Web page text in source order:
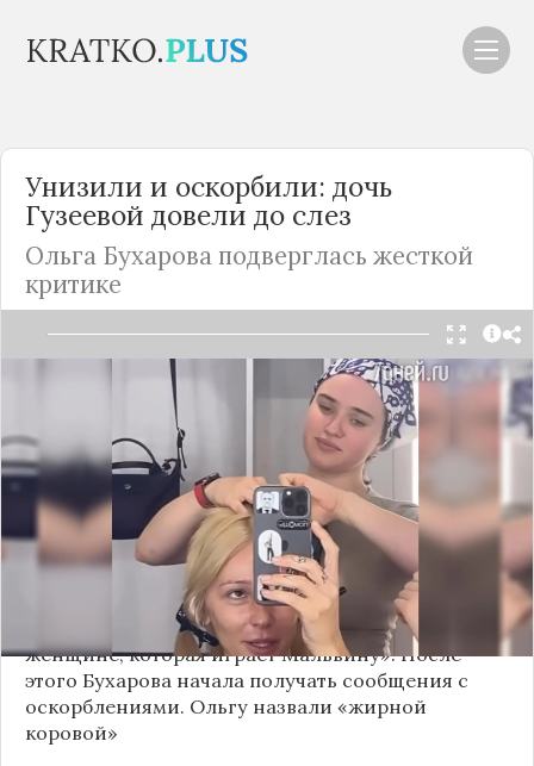
Унизили и оскорбили: дочь
Гузеевой довели до слез
Ольга Бухарова подверглась жесткой
критике
Читать в Telegram
Ольга Бухарова с недавних пор работает
гримершей и делится в в своем блоге фото и
видео рабочего процесса. Дочь Ларисы Гузеевой
уже показывала, что ее клиентами стали актер
Никита Ефремов и Настя Ивлеева. Блогер, к
слову, опубликовала видео со съемочной
площадке у себя на странице: «Прямо сейчас на
ваших глазах дочь Гузеевой делает прическу
женщине, которая играет Мальвину». После
этого Бухарова начала получать сообщения с
оскорблениями. Ольгу назвали «жирной
коровой»